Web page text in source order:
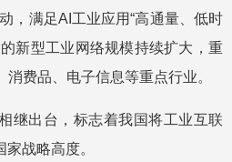
，满足AI工业应用“高通量、低时
新型工业网络规模持续扩大，重
费品、电子信息等重点行业。
继出台，标志着我国将工业互联
战略高度。